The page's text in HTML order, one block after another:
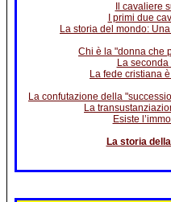
Il cavaliere
I primi due
La storia del mondo:
Chi è la "donna che
La
La fede cristiana
La confutazione della
La
Esiste
La storia